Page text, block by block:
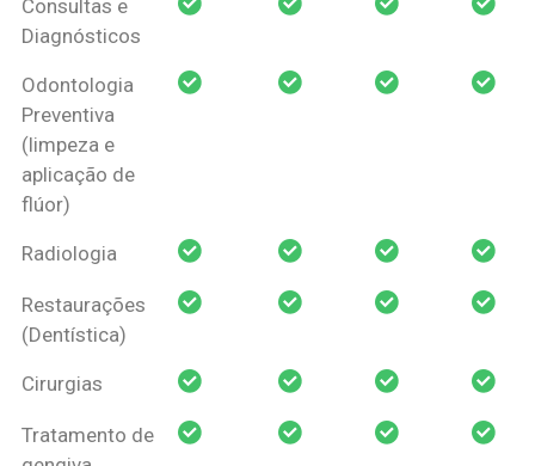
Pessoa Física
Consultas e
Diagnósticos
Odontologia
Preventiva
(limpeza e
aplicação de
flúor)
Radiologia
Restaurações
(Dentística)
Cirurgias
Tratamento de